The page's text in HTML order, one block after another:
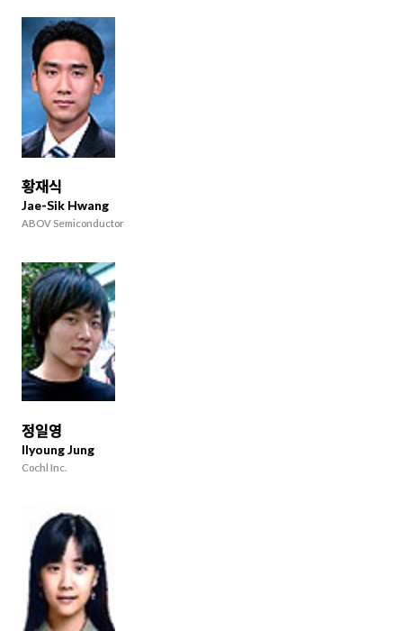
황재식
Jae-Sik Hwang
ABOV Semiconductor
정일영
Ilyoung Jung
Cochl Inc.